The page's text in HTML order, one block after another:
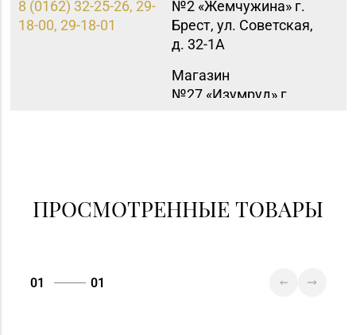
8 (0162) 32-25-26, 29-
18-00, 29-18-01
№2 «Жемчужина» г.
Брест, ул. Советская,
д. 32-1А
Магазин
№27 «Изумруд» г.
83-70
Гродно, ул. Советская,
д. 21
ПРОСМОТРЕННЫЕ ТОВАРЫ
01 01